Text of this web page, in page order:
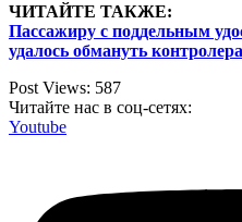
ЧИТАЙТЕ ТАКЖЕ:
Пассажиру с поддельным
удалось обмануть контролера
Post Views: 587
Читайте нас в соц-сетях:
Youtube